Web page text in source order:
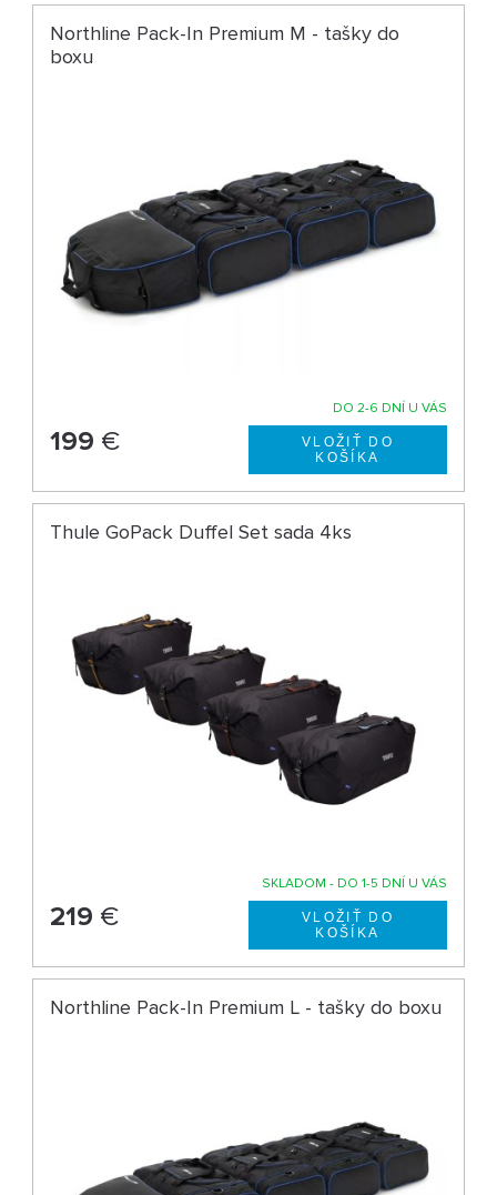
Northline Pack-In Premium M - tašky do
boxu
DO 2-6 DNÍ U VÁS
199 €
Thule GoPack Duffel Set sada 4ks
SKLADOM - DO 1-5 DNÍ U VÁS
219 €
Northline Pack-In Premium L - tašky do boxu